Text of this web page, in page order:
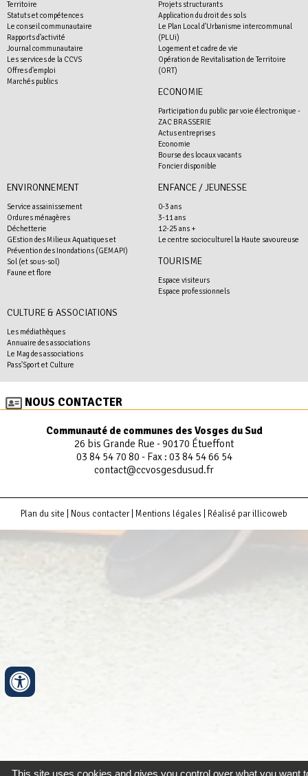
Territoire
Statuts et compétences
Le conseil communautaire
Rapports d'activité
Journal communautaire
Les services de la CCVS
Offres d'emploi
Marchés publics
Projets structurants
Application du droit des sols
Le Plan Local d'Urbanisme intercommunal
(PLUi)
Logement et cadre de vie
Opération de Revitalisation de Territoire
(ORT)
ECONOMIE
Participation du public par voie électronique -
ZAC BRASSERIE
Actus entreprises
Economie
Bourse des locaux vacants
Foncier disponible
ENVIRONNEMENT
Service assainissement
Ordures ménagères
Déchetterie
GEstion des Milieux Aquatiques et
Prévention des Inondations (GEMAPI)
Sol (et sous-sol)
Faune et flore
ENFANCE / JEUNESSE
0-3 ans
3-11 ans
12-25 ans +
Le centre socioculturel la Haute savoureuse
TOURISME
Espace visiteurs
Espace professionnels
CULTURE & ASSOCIATIONS
Les médiathèques
Annuaire des associations
Le Mag des associations
Pass'Sport et Culture
NOUS CONTACTER
Communauté de communes des Vosges du Sud
26 bis Grande Rue - 90170 Étueffont
03 84 54 70 80 - Fax : 03 84 54 66 54
contact@ccvosgesdusud.fr
Plan du site Nous contacter| Mentions légales Réalisé par illicoweb
This site uses cookies and gives you control over what you want